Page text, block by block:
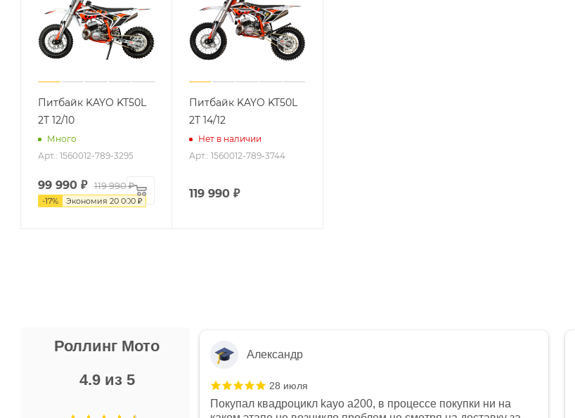
Питбайк KAYO KT50L
2T 12/10
Много
Арт.: 1560012-789-3295
99 990 ₽ 119 990₽
-17% Экономия 20 000 ₽
Питбайк KAYO KT50L
2T 14/12
Нет в наличии
Арт.: 1560012-789-3744
119 990₽
Роллинг Мото
4.9 из 5
Александр
28 июля
Покупал квадроцикл kayo a200, в процессе покупки ни на